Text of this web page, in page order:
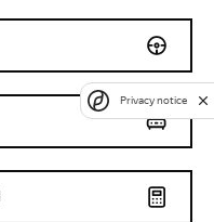
Privacy notice